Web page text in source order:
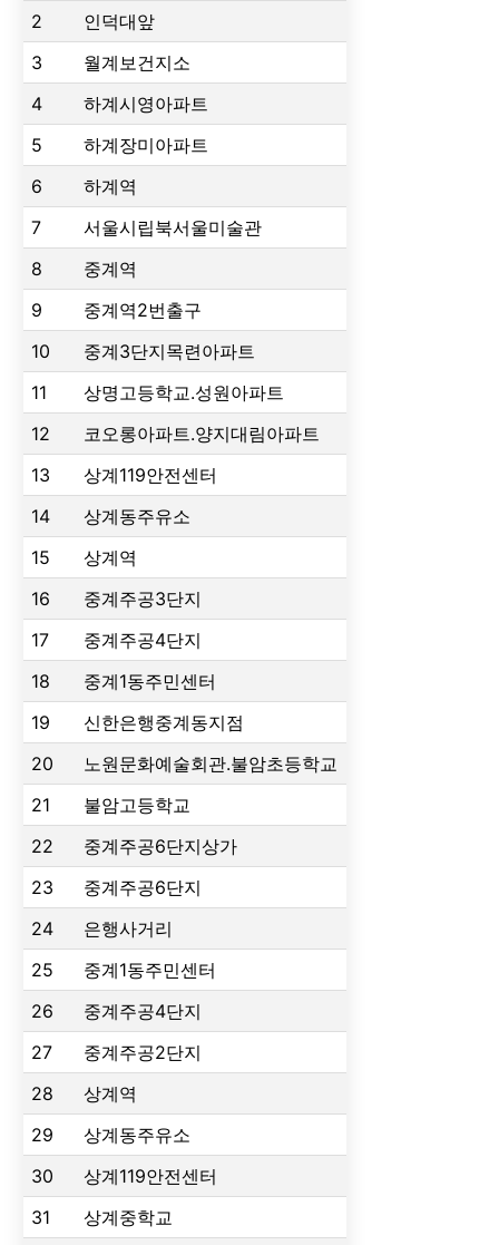
2
인덕대앞
3
월계보건지소
4
하계시영아파트
5
하계장미아파트
6
하계역
7
서울시립북서울미술관
8
중계역
9
중계역2번출구
10
중계3단지목련아파트
11
상명고등학교.성원아파트
12
코오롱아파트.양지대림아파트
13
상계119안전센터
14
상계동주유소
15
상계역
16
중계주공3단지
17
중계주공4단지
18
중계1동주민센터
19
신한은행중계동지점
20
노원문화예술회관.불암초등학교
21
불암고등학교
22
중계주공6단지상가
23
중계주공6단지
24
은행사거리
25
중계1동주민센터
26
중계주공4단지
27
중계주공2단지
28
상계역
29
상계동주유소
30
상계119안전센터
31
상계중학교